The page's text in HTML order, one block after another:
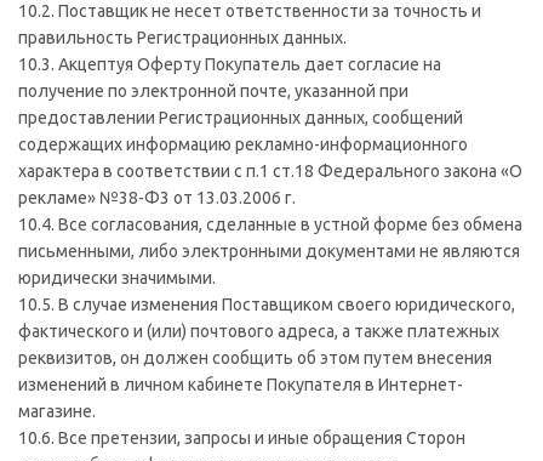
10.2. Поставщик не несет ответственности за точность и
правильность Регистрационных данных.
10.3. Акцептуя Оферту Покупатель дает согласие на
получение по электронной почте, указанной при
предоставлении Регистрационных данных, сообщений
содержащих информацию рекламно-информационного
характера в соответствии с п.1 ст.18 Федерального закона «О
рекламе» №38-Ф3 от 13.03.2006 г.
10.4. Все согласования, сделанные в устной форме без обмена
письменными, либо электронными документами не являются
юридически значимыми.
10.5. В случае изменения Поставщиком своего юридического,
фактического и (или) почтового адреса, а также платежных
реквизитов, он должен сообщить об этом путем внесения
изменений в личном кабинете Покупателя в Интернет-
магазине.
10.6. Все претензии, запросы и иные обращения Сторон